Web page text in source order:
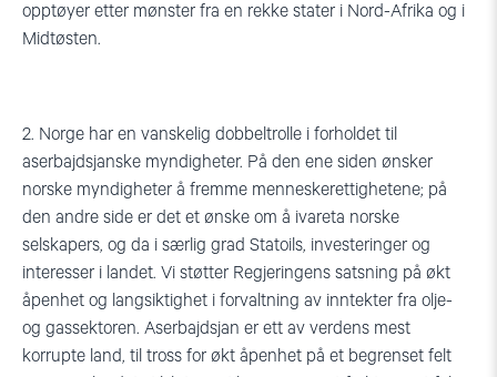
opptøyer etter mønster fra en rekke stater i Nord-Afrika og i
Midtøsten.
2. Norge har en vanskelig dobbeltrolle i forholdet til
aserbajdsjanske myndigheter. På den ene siden ønsker
norske myndigheter å fremme menneskerettighetene; på
den andre side er det et ønske om å ivareta norske
selskapers, og da i særlig grad Statoils, investeringer og
interesser i landet. Vi støtter Regjeringens satsning på økt
åpenhet og langsiktighet i forvaltning av inntekter fra olje-
og gassektoren. Aserbajdsjan er ett av verdens mest
korrupte land, til tross for økt åpenhet på et begrenset felt